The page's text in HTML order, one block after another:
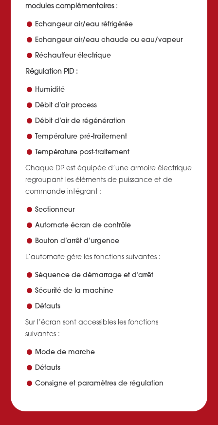
modules complémentaires :
Echangeur air/eau réfrigérée
Echangeur air/eau chaude ou eau/vapeur
Réchauffeur électrique
Régulation PID :
Humidité
Débit d’air process
Débit d’air de régénération
Température pré-traitement
Température post-traitement
Chaque DP est équipée d’une armoire électrique
regroupant les éléments de puissance et de
commande intégrant :
Sectionneur
Automate écran de contrôle
Bouton d’arrêt d’urgence
L’automate gère les fonctions suivantes :
Séquence de démarrage et d’arrêt
Sécurité de la machine
Défauts
Sur l’écran sont accessibles les fonctions
suivantes :
Mode de marche
Défauts
Consigne et paramètres de régulation